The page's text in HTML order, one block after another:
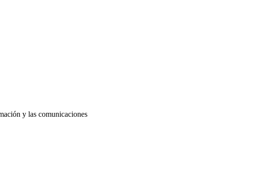
y las comunicaciones